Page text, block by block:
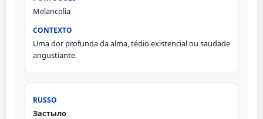
Melancolia
Uma dor profunda da alma, tédio existencial ou saudade
angustiante.
Застыло